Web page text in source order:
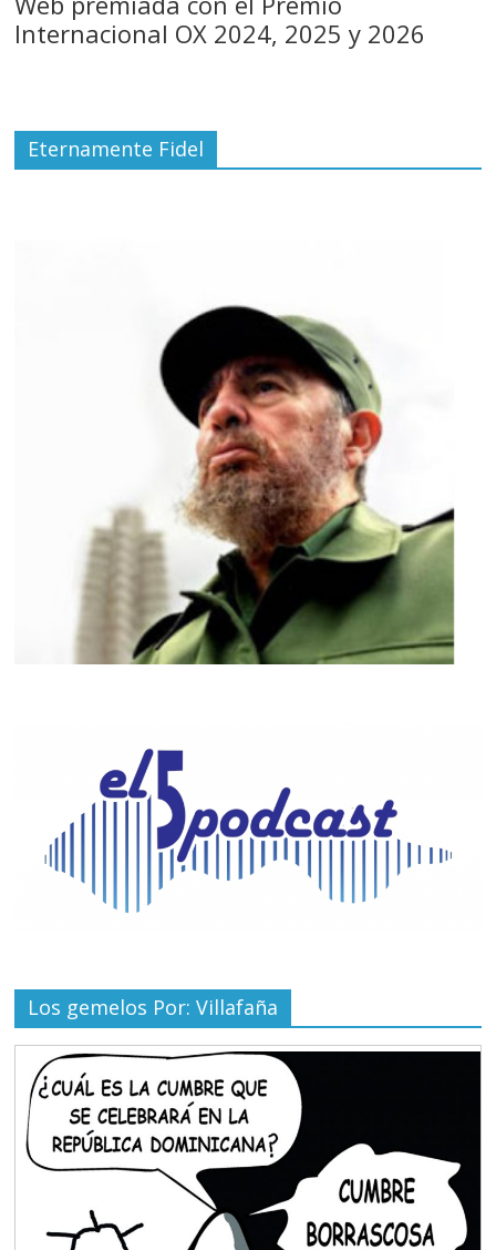
Internacional OX 2024, 2025 y 2026
Eternamente Fidel
Los gemelos Por: Villafaña